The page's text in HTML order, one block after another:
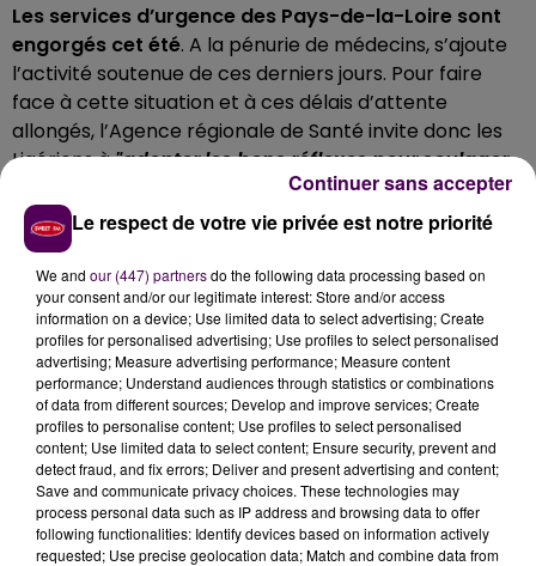
Les services d’urgence des Pays-de-la-Loire sont
engorgés cet été. A la pénurie de médecins, s’ajoute
l’activité soutenue de ces derniers jours. Pour faire
face à cette situation et à ces délais d’attente
allongés, l’Agence régionale de Santé invite donc les
Ligériens à"adopter les bons réflexes pour soulager
. Il est donc préférable de
contacter, avant toute autre démarche, son médecin
traitant, SOS médecins ou le 116 117 pour joindre un
médecin de garde, le soir à partir de 20h et le week-
end. Le 15 reste le numéro à composer en cas
d’urgence vitale.
Le respect de votre vie privée est notre priorité
We and our (447) partnersdo the following data processing based on
your consent and/or our legitimate interest: Store and/or access
information on a device; Use limited data to select advertising; Create
profiles for personalised advertising; Use profiles to select personalised
advertising; Measure advertising performance; Measure content
performance; Understand audiences through statistics or combinations
of data from different sources; Develop and improve services; Create
profiles to personalise content; Use profiles to select personalised
content; Use limited data to select content; Ensure security, prevent and
detect fraud, and fix errors; Deliver and present advertising and content;
Save and communicate privacy choices. These technologies may
process personal data such as IP address and browsing data to offer
following functionalities: Identify devices based on information actively
requested; Use precise geolocation data; Match and combine data from
Continuer sans accepter